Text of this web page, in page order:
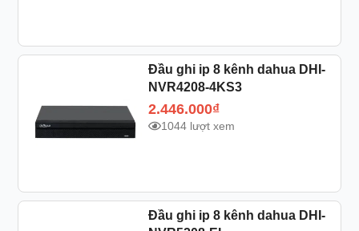
Đầu ghi ip 8 kênh dahua DHI-
NVR4208-4KS3
2.446.000₫
1044 lượt xem
Đầu ghi ip 8 kênh dahua DHI-